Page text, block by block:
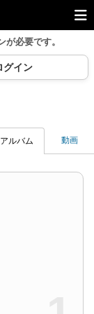
が必要です。
グイン
アルバム 動画